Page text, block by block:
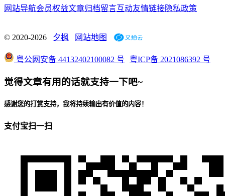
网站导航会员权益文章归档留言互动友情链接隐私政策
© 2020-2026 夕枫 网站地图
粤公网安备 44132402100082 号 粤ICP备 2021086392 号
觉得文章有用的话就支持一下吧~
感谢您的打赏支持，我将持续输出有价值的内容！
支付宝扫一扫